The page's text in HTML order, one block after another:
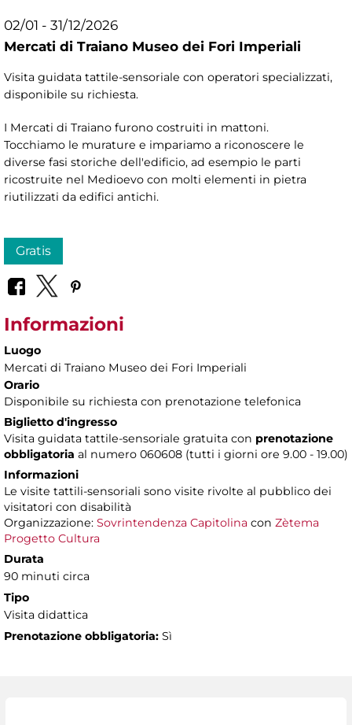
02/01 - 31/12/2026
Mercati di Traiano Museo dei Fori Imperiali
Visita guidata tattile-sensoriale con operatori specializzati,
disponibile su richiesta.
I Mercati di Traiano furono costruiti in mattoni.
Tocchiamo le murature e impariamo a riconoscere le
diverse fasi storiche dell'edificio, ad esempio le parti
ricostruite nel Medioevo con molti elementi in pietra
riutilizzati da edifici antichi.
Gratis
Informazioni
Luogo
Mercati di Traiano Museo dei Fori Imperiali
Orario
Disponibile su richiesta con prenotazione telefonica
Biglietto d'ingresso
Visita guidata tattile-sensoriale gratuita con prenotazione
obbligatoria al numero 060608 (tutti i giorni ore 9.00 - 19.00)
Informazioni
Le visite tattili-sensoriali sono visite rivolte al pubblico dei
visitatori con disabilità
Organizzazione: Sovrintendenza Capitolina con Zètema
Progetto Cultura
Durata
90 minuti circa
Tipo
Visita didattica
Prenotazione obbligatoria: Sì